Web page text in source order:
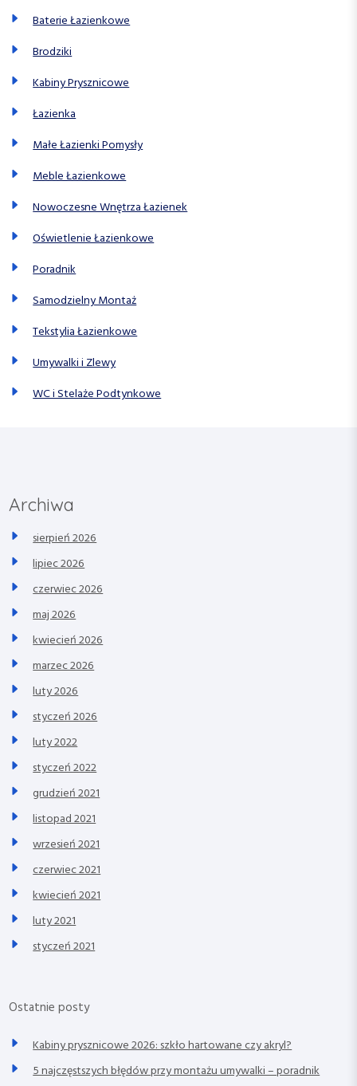
Baterie Łazienkowe
Brodziki
Kabiny Prysznicowe
Łazienka
Małe Łazienki Pomysły
Meble Łazienkowe
Nowoczesne Wnętrza Łazienek
Oświetlenie Łazienkowe
Poradnik
Samodzielny Montaż
Tekstylia Łazienkowe
Umywalki i Zlewy
WC i Stelaże Podtynkowe
Archiwa
sierpień 2026
lipiec 2026
czerwiec 2026
maj 2026
kwiecień 2026
marzec 2026
luty 2026
styczeń 2026
luty 2022
styczeń 2022
grudzień 2021
listopad 2021
wrzesień 2021
czerwiec 2021
kwiecień 2021
luty 2021
styczeń 2021
Ostatnie posty
Kabiny prysznicowe 2026: szkło hartowane czy akryl?
5 najczęstszych błędów przy montażu umywalki – poradnik